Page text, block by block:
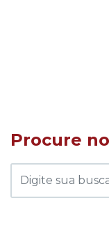
Procure